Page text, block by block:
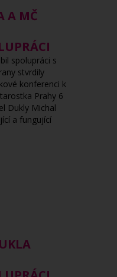
A MČ
spolupráci s
stvrdily
konferenci k
Prahy 6
Dukly Michal
a fungující